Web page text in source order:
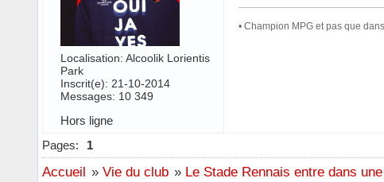
Localisation: Alcoolik Lorientis
Park
Inscrit(e): 21-10-2014
Messages: 10 349
• Champion MPG et pas que
Hors ligne
Pages:
1
Accueil » Vie du club » Le Stade Rennais entre dans